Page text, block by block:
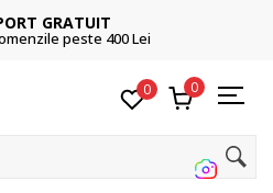
GRATUIT
peste 400 Lei
0 0